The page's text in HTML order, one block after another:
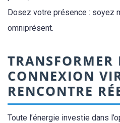
Dosez votre présence : soyez
omniprésent.
TRANSFORMER
CONNEXION
RENCONTRE
Toute l’énergie investie dans